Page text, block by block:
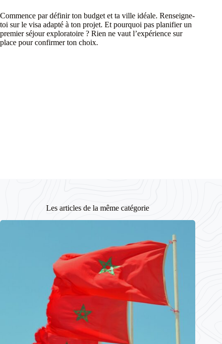
Commence par définir ton budget et ta ville idéale. Renseigne-
toi sur le visa adapté à ton projet. Et pourquoi pas planifier un
premier séjour exploratoire ? Rien ne vaut l’expérience sur
place pour confirmer ton choix.
Les articles de la même catégorie